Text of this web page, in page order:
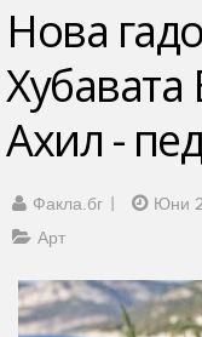
Нова
Хубавата
Ахил -
Факла.бг Юни
Арт